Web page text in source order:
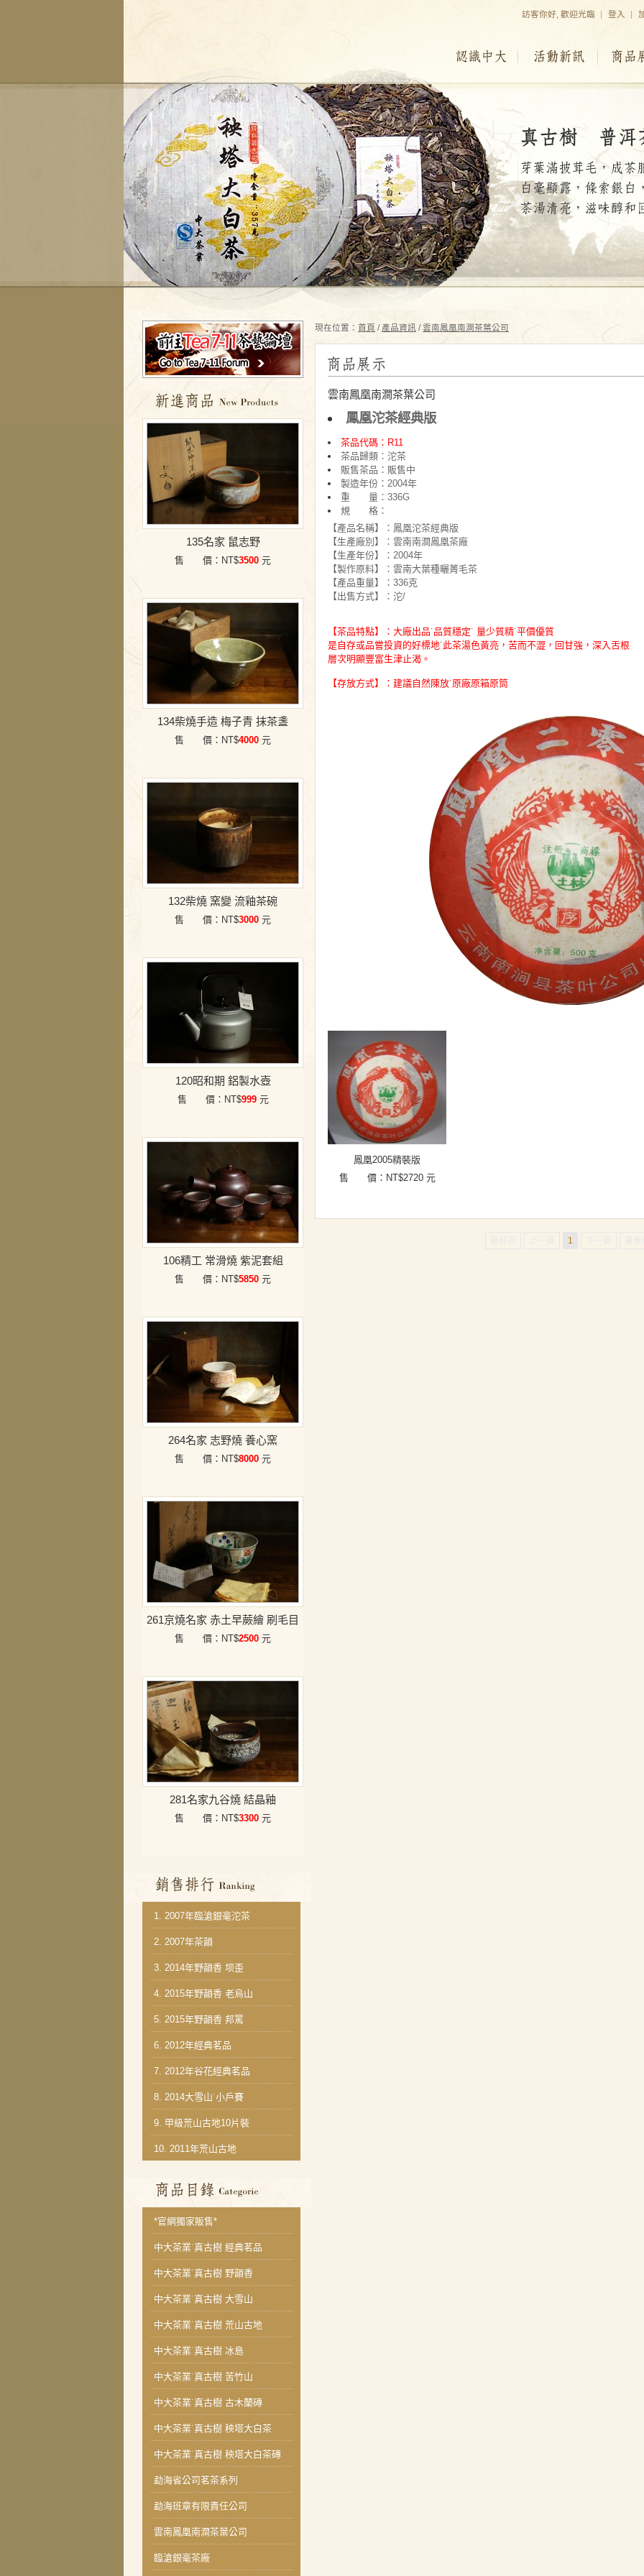
訪客你好, 歡迎光臨 登入
135名家 鼠志野
售 價：NT$3500 元
134柴燒手造 梅子青 抹茶盞
售 價：NT$4000 元
132柴燒 窯變 流釉茶碗
售 價：NT$3000 元
120昭和期 鋁製水壺
售 價：NT$999元
106精工 常滑燒 紫泥套組
售 價：NT$5850 元
264名家 志野燒 養心窯
售 價：NT$8000 元
261京燒名家 赤土早蕨繪 刷毛目
售 價：NT$2500 元
281名家九谷燒 結晶釉
售 價：NT$3300 元
銷售排行
1. 2007年臨滄銀毫沱茶
2. 2007年茶韻
3. 2014年野韻香 坝歪
4. 2015年野韻香 老烏山
5. 2015年野韻香 邦罵
6. 2012年經典茗品
7. 2012年谷花經典茗品
8. 2014大雪山˙小戶賽
9. 甲級荒山古地10片裝
10. 2011年荒山古地
商品分類目錄
*官網獨家販售*
中大茶業˙真古樹 經典茗品
中大茶業˙真古樹 野韻香
中大茶業˙真古樹 大雪山
中大茶業˙真古樹 荒山古地
中大茶業˙真古樹 冰島
中大茶業˙真古樹 苦竹山
中大茶業˙真古樹 古木蘭磚
中大茶業˙真古樹 秧塔大白茶
中大茶業˙真古樹 秧塔大白茶磚
勐海省公司茗茶系列
勐海班章有限責任公司
雲南鳳凰南澗茶葉公司
臨滄銀毫茶廠
現在位置： 首頁 / 產品資訊 /雲南鳳凰南澗茶葉公司
雲南鳳凰南澗茶葉公司
鳳凰沱茶經典版
茶品代碼：R11
茶品歸類：沱茶
販售茶品：販售中
製造年份：2004年
重 量：336G
規 格：
【產品名稱】：鳳凰沱茶經典版
【生產廠別】：雲南南澗鳳凰茶廠
【生產年份】：2004年
【製作原料】：雲南大葉種曬菁毛茶
【產品重量】：336克
【出售方式】：沱/
【茶品特點】：大廠出品˙品質穩定˙ 量少質精˙平價優質
是自存或品嘗投資的好標地˙此茶湯色黃亮，苦而不澀，回甘強，深入舌根
層次明顯豐富生津止渴。
【存放方式】：建議自然陳放˙原廠原箱原筒
鳳凰2005精裝版
售 價：NT$2720元
1